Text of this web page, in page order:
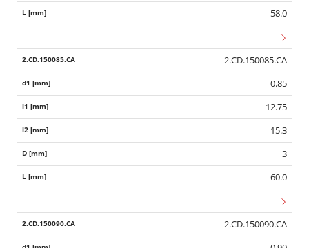
58.0
2.CD.150085.CA
0.85
12.75
15.3
3
60.0
2.CD.150090.CA